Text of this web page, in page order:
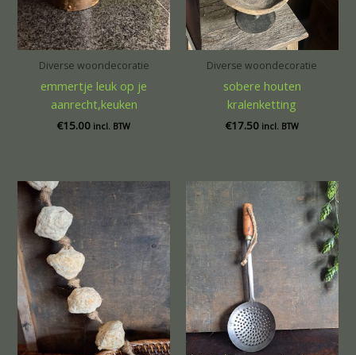
Diverse woondecoratie
emmertje leuk op je
aanrecht,keuken
€15.00 incl. BTW
Diverse woondecoratie
sobere houten
kralenketting
€17.50 incl. BTW